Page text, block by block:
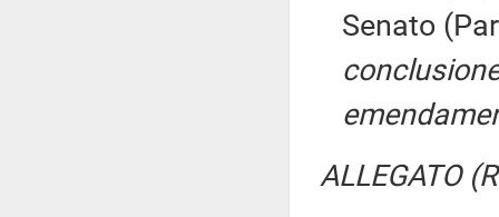
Senato
ALLEGATO